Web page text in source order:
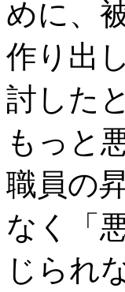
めに、
作り出
討した
もっと
職員の
なく「
じられ